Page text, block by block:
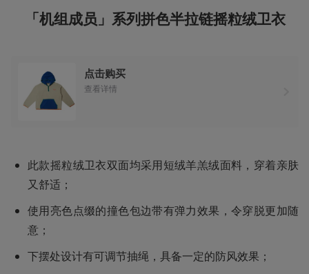
「机组成员」系列拼色半拉链摇粒绒卫衣
点击购买
查看详情
此款摇粒绒卫衣双面均采用短绒羊羔绒面料，穿着亲肤
又舒适；
使用亮色点缀的撞色包边带有弹力效果，令穿脱更加随
意；
下摆处设计有可调节抽绳，具备一定的防风效果；